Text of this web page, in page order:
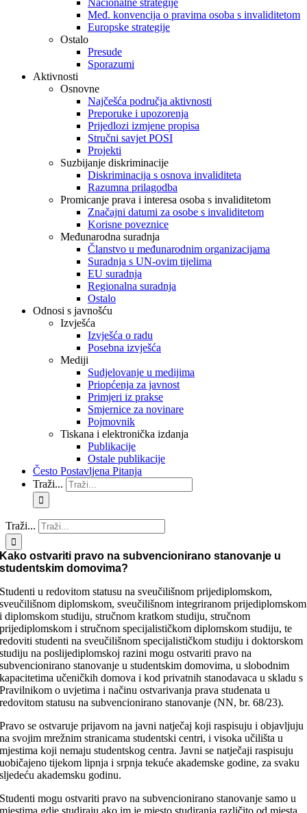
Nacionalne strategije
Međ. konvencija o pravima osoba s invaliditetom
Europske strategije
Ostalo
Presude
Sporazumi
Aktivnosti
Osnovne
Najčešća područja aktivnosti
Preporuke i upozorenja
Prijedlozi izmjene propisa
Stručni savjet POSI
Projekti
Suzbijanje diskriminacije
Diskriminacija s osnova invaliditeta
Razumna prilagodba
Promicanje prava i interesa osoba s invaliditetom
Značajni datumi za osobe s invaliditetom
Korisne poveznice
Međunarodna suradnja
Članstvo u međunarodnim organizacijama
Suradnja s UN-ovim tijelima
EU suradnja
Regionalna suradnja
Ostalo
Odnosi s javnošću
Izvješća
Izvješća o radu
Posebna izvješća
Mediji
Sudjelovanje u medijima
Priopćenja za javnost
Primjeri iz prakse
Smjernice za novinare
Pojmovnik
Tiskana i elektronička izdanja
Publikacije
Ostale publikacije
Često Postavljena Pitanja
Traži...
Traži...
Kako ostvariti pravo na subvencionirano stanovanje u
studentskim domovima?
Studenti u redovitom statusu na sveučilišnom prijediplomskom,
sveučilišnom diplomskom, sveučilišnom integriranom prijediplomskom
i diplomskom studiju, stručnom kratkom studiju, stručnom
prijediplomskom i stručnom specijalističkom diplomskom studiju, te
redoviti studentina sveučilišnom specijalističkom studiju i doktorskom
studiju na poslijediplomskoj razinimogu ostvariti pravo na
subvencionirano stanovanje u studentskim domovima, u slobodnim
kapacitetima učeničkih domova i kod privatnih stanodavaca u skladu s
Pravilnikom o uvjetima i načinu ostvarivanja prava studenata u
redovitom statusu na subvencionirano stanovanje (NN, br. 68/23).
Pravo se ostvaruje prijavom na javni natječaj koji raspisuju i objavljuju
na svojim mrežnim stranicama studentski centri, i visoka učilišta u
mjestima koji nemaju studentskog centra. Javni se natječaji raspisuju
uobičajeno tijekom lipnja i srpnja tekuće akademske godine, za svaku
sljedeću akademsku godinu.
Studenti mogu ostvariti pravo na subvencionirano stanovanje samo u
mjestima gdje studiraju ako im je mjesto studiranja različito od mjesta